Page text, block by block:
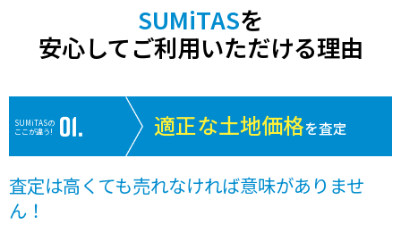
SUMiTASを
安心してご利用いただける理由
SUMiTASの
ここが違う!
適正な土地価格を査定
査定は高くても売れなければ意味がありませ
ん！